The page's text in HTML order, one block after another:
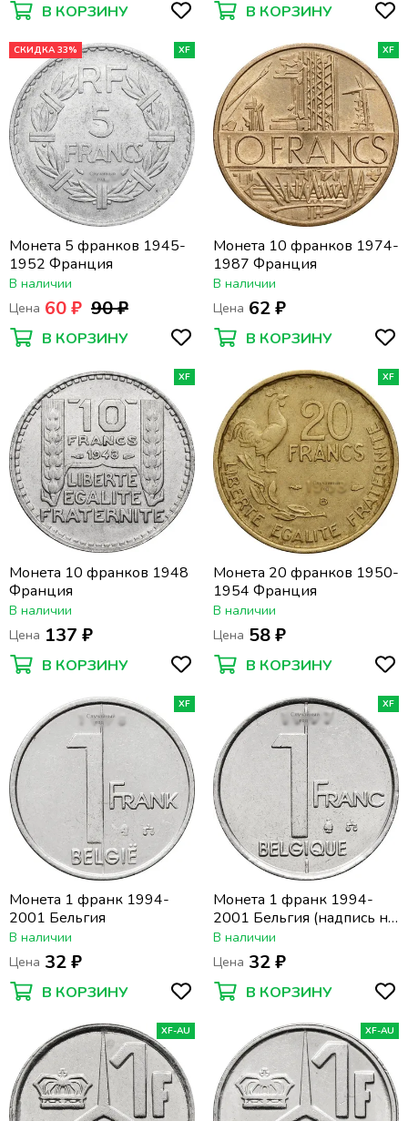
В КОРЗИНУ В КОРЗИНУ
СКИДКА 33% XF
Монета 5 франков 1945-
1952 Франция
В наличии
Цена 60 ₽ 90 ₽
В КОРЗИНУ
XF
Монета 10 франков 1974-
1987 Франция
В наличии
Цена 62 ₽
В КОРЗИНУ
XF
Монета 10 франков 1948
Франция
В наличии
Цена 137 ₽
В КОРЗИНУ
XF
Монета 20 франков 1950-
1954 Франция
В наличии
Цена 58 ₽
В КОРЗИНУ
XF
Монета 1 франк 1994-
2001 Бельгия
В наличии
Цена 32 ₽
В КОРЗИНУ
XF
Монета 1 франк 1994-
2001 Бельгия (надпись на
французском BELGIQUE)
В наличии
Цена 32 ₽
В КОРЗИНУ
XF-AU XF-AU